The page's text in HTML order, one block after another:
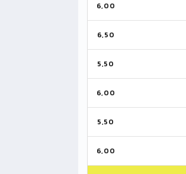
6,00
6,50
5,50
6,00
5,50
6,00